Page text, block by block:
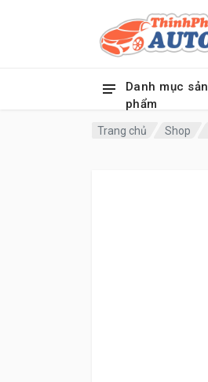
Danh mục sản
phẩm
Trang chủ Shop